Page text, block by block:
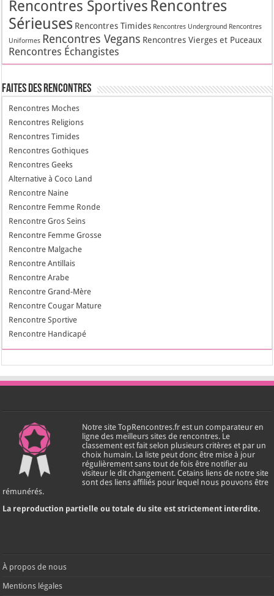
Rencontres Sportives Rencontres
Sérieuses Rencontres Timides Rencontres Underground Rencontres
Uniformes Rencontres Vegans Rencontres Vierges et Puceaux
Rencontres Échangistes
Faites des Rencontres
Rencontres Moches
Rencontres Religions
Rencontres Timides
Rencontres Gothiques
Rencontres Geeks
Alternative à Coco Land
Rencontre Naine
Rencontre Femme Ronde
Rencontre Gros Seins
Rencontre Femme Grosse
Rencontre Malgache
Rencontre Antillais
Rencontre Arabe
Rencontre Grand-Mère
Rencontre Cougar Mature
Rencontre Sportive
Rencontre Handicapé
Notre site TopRencontres.fr est un comparateur en
ligne des meilleurs sites de rencontres. Le
classement est fait selon plusieurs critères et par un
choix humain. La liste peut donc être mise à jour
régulièrement sans tout de fois être notifier au
visiteur le dit changement. Cetains liens de notre site
sont des liens affiliés pour lequel nous pouvons être
rémunérés.
La reproduction partielle ou totale du site est strictement interdite.
À propos de nous
Mentions légales